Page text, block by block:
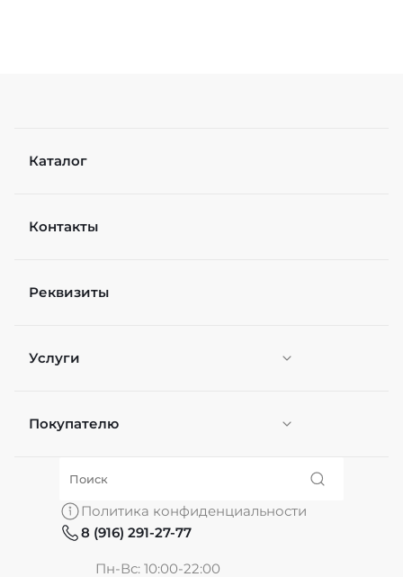
Файл
Я согласен(а) на
обработку персональных
Отправить
Каталог
Контакты
Реквизиты
Услуги
Персонификация
Покупателю
О нас
Политика конфиденциальности
8 (916) 291-27-77
Пн-Вс: 10:00-22:00